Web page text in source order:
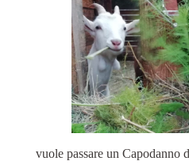
vuole passare un Capodanno